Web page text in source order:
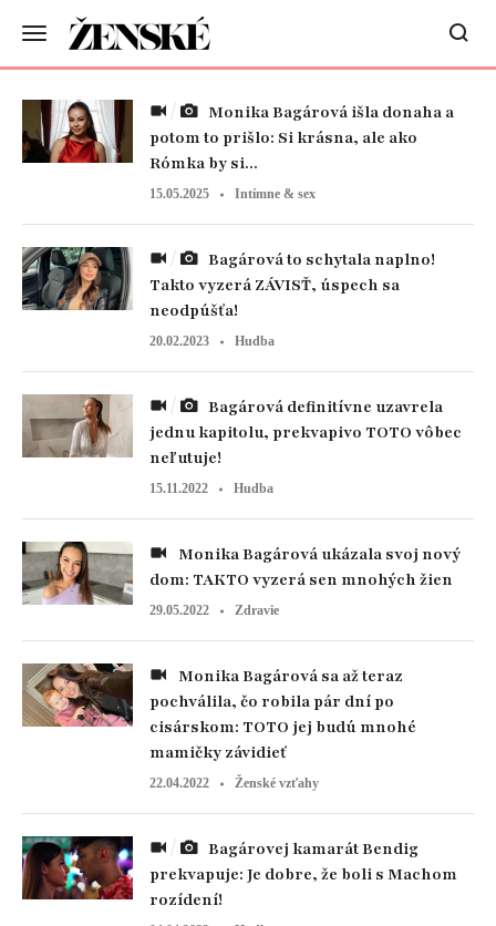
potom to prišlo: Si krásna, ale ako
Rómka by si...
15.05.2025 Intímne & sex
Takto vyzerá ZÁVISŤ, úspech sa
neodpúšťa!
20.02.2023 Hudba
jednu kapitolu, prekvapivo TOTO vôbec
neľutuje!
15.11.2022 Hudba
dom: TAKTO vyzerá sen mnohých žien
29.05.2022 Zdravie
pochválila, čo robila pár dní po
cisárskom: TOTO jej budú mnohé
mamičky závidieť
22.04.2022 Ženské vzťahy
prekvapuje: Je dobre, že boli s Machom
rozídení!